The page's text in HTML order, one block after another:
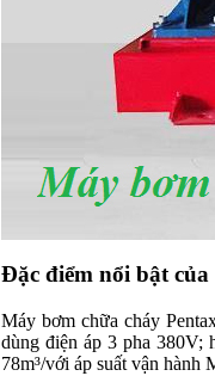
Đặc điểm nổi bật
Máy bơm chữa cháy
dùng điện áp 3 pha 380V;
78m³/với áp suất vận hành